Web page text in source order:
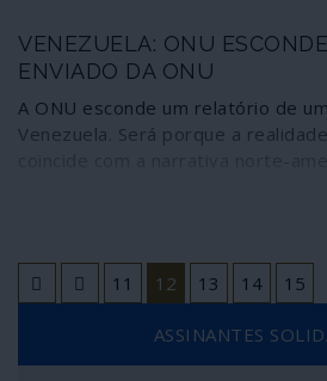
VENEZUELA: ONU
ENVIADO DA ONU
A ONU esconde um relatório de
Venezuela. Será porque a
11 12 13 14 15
ASSINANTES